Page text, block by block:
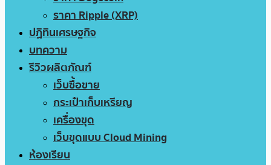
ราคา Ripple (XRP)
ปฏิทินเศรษฐกิจ
บทความ
รีวิวผลิตภัณฑ์
เว็บซื้อขาย
กระเป๋าเก็บเหรียญ
เครื่องขุด
เว็บขุดแบบ Cloud Mining
ห้องเรียน